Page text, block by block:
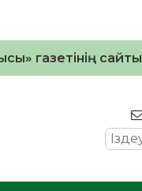
газетінің сайты